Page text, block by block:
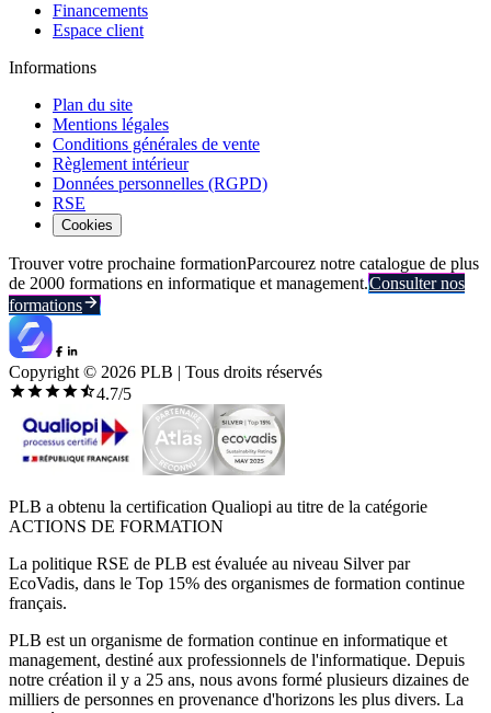
Financements
Espace client
Informations
Plan du site
Mentions légales
Conditions générales de vente
Règlement intérieur
Données personnelles (RGPD)
RSE
Cookies
Trouver votre prochaine formationParcourez notre catalogue de plus
de 2000 formations en informatique et management.Consulter nos
formations
Copyright © 2026 PLB | Tous droits réservés
4.7/5
PLB a obtenu la certification Qualiopi au titre de la catégorie
ACTIONS DE FORMATION
La politique RSE de PLB est évaluée au niveau Silver par
EcoVadis, dans le Top 15% des organismes de formation continue
français.
PLB est un organisme de formation continue en informatique et
management, destiné aux professionnels de l'informatique. Depuis
notre création il y a 25 ans, nous avons formé plusieurs dizaines de
milliers de personnes en provenance d'horizons les plus divers. La